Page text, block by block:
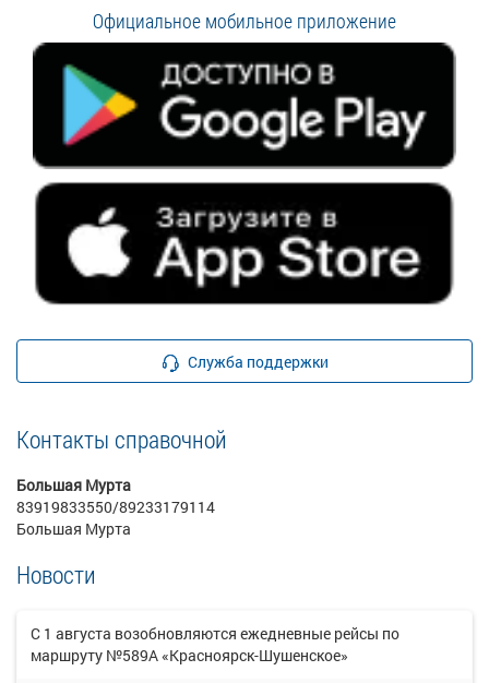
Официальное мобильное приложение
Служба поддержки
Контакты справочной
Большая Мурта
83919833550/89233179114
Большая Мурта
Новости
С 1 августа возобновляются ежедневные рейсы по
маршруту №589А «Красноярск-Шушенское»